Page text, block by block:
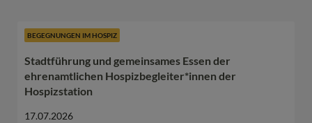
BEGEGNUNGEN IM HOSPIZ
Stadtführung und gemeinsames Essen der
ehrenamtlichen Hospizbegleiter*innen der
Hospizstation
17.07.2026